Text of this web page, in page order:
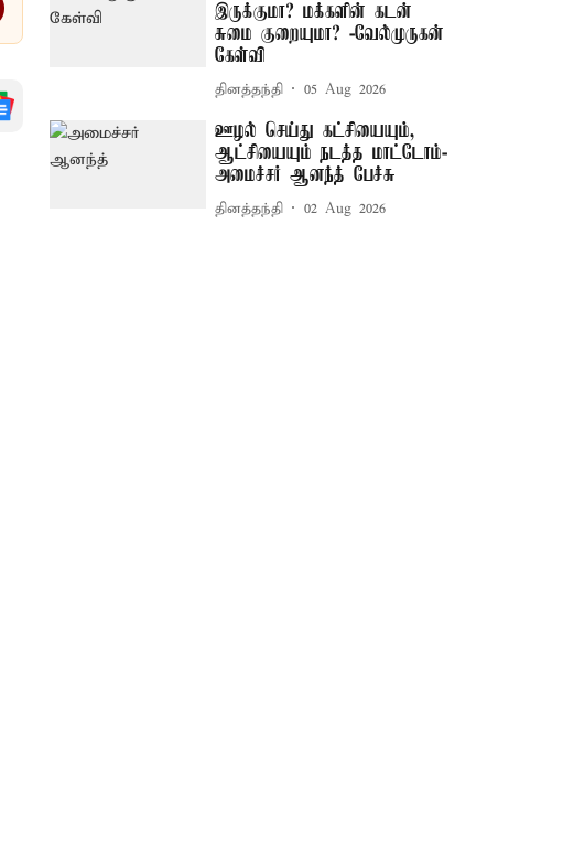
இருக்குமா? மக்களின் கடன்
சுமை குறையுமா? -வேல்முருகன்
கேள்வி
தினத்தந்தி 05 Aug 2026
ஊழல் செய்து கட்சியையும்,
ஆட்சியையும் நடத்த மாட்டோம்-
அமைச்சர் ஆனந்த் பேச்சு
தினத்தந்தி 02 Aug 2026